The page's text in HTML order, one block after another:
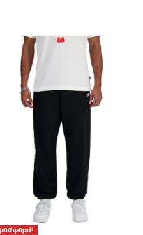
αερισμό και
κορδόνι